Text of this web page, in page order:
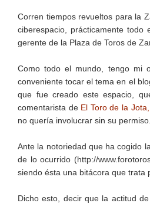
Corren tiempos revueltos para la
ciberespacio, prácticamente
gerente de la Plaza de Toros de
Como todo el mundo, tengo mi
conveniente tocar el tema en el
que fue creado este espacio,
comentarista de El Toro de la Jota,
no quería involucrar sin su permiso.
Ante la notoriedad que ha cogido
de lo ocurrido (http://
siendo ésta una bitácora que trata
Dicho esto, decir que la actitud